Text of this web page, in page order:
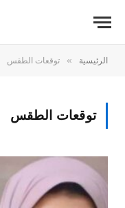
الرئيسية » توقعات الطقس
توقعات الطقس